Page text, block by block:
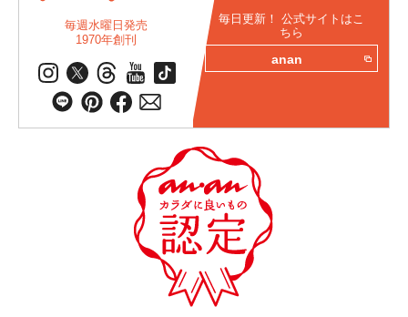
毎週水曜日発売
1970年創刊
毎日更新！ 公式サイトはこ
ちら
anan